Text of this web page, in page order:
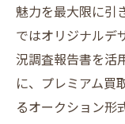
魅力を最大限に引
ではオリジナルデ
況調査報告書を活
に、プレミアム買
るオークション形